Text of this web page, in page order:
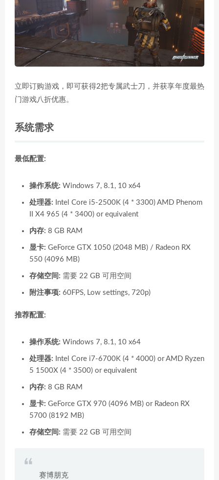
立即订购游戏，即可获得2把专属武士刀，并获享年度最热
门游戏八折优惠。
系统需求
最低配置:
操作系统: Windows 7, 8.1, 10 x64
处理器: Intel Core i5-2500K (4 * 3300) AMD Phenom
II X4 965 (4 * 3400) or equivalent
内存: 8 GB RAM
显卡: GeForce GTX 1050 (2048 MB) / Radeon RX
550 (4096 MB)
存储空间: 需要 22 GB 可用空间
附注事项: 60FPS, Low settings, 720p)
推荐配置:
操作系统: Windows 7, 8.1, 10 x64
处理器: Intel Core i7-6700K (4 * 4000) or AMD Ryzen
5 1500X (4 * 3500) or equivalent
内存: 8 GB RAM
显卡: GeForce GTX 970 (4096 MB) or Radeon RX
5700 (8192 MB)
存储空间: 需要 22 GB 可用空间
赛博朋克